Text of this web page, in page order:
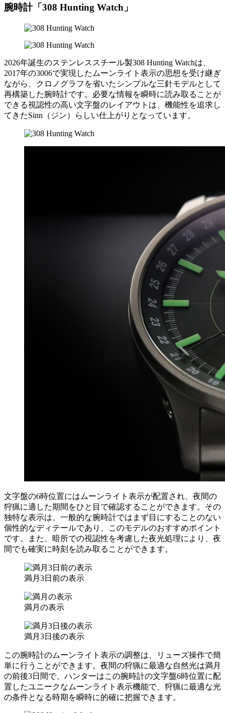
腕時計「308 Hunting Watch」
2026年誕生のステンレススチール製308 Hunting Watchは、
2017年の3006で実現したムーンライト表示の思想を受け継ぎ
ながら、クロノグラフを省いたシンプルな三針モデルとして
再構築した腕時計です。必要な情報を瞬時に読み取ることが
できる視認性の高い文字盤のレイアウトは、機能性を追求し
てきたSinn（ジン）らしい仕上がりとなっています。
文字盤の6時位置にはムーンライト表示が配置され、夜間の
狩猟に適した期間をひと目で確認することができます。その
独特な表示は、一般的な腕時計ではまず目にすることのない
個性的なディテールであり、このモデルのおすすめポイント
です。また、暗所での視認性を考慮した夜光処理により、夜
間でも確実に時刻を読み取ることができます。
満月3日前の表示
満月の表示
満月3日後の表示
この腕時計のムーンライト表示の調整は、リューズ操作で簡
単に行うことができます。夜間の狩猟に最適な自然光は満月
の前後3日間で、ハンターはこの腕時計の文字盤6時位置に配
置したユニークなムーンライト表示機能で、狩猟に最適な光
の条件となる時期を瞬時に的確に把握できます。